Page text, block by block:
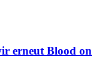
erneut Blood on